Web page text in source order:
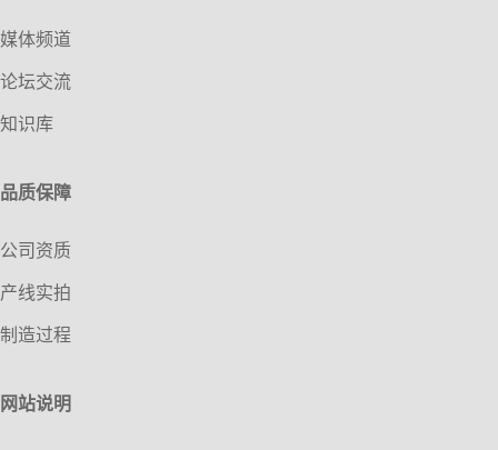
媒体频道
论坛交流
知识库
品质保障
公司资质
产线实拍
制造过程
网站说明